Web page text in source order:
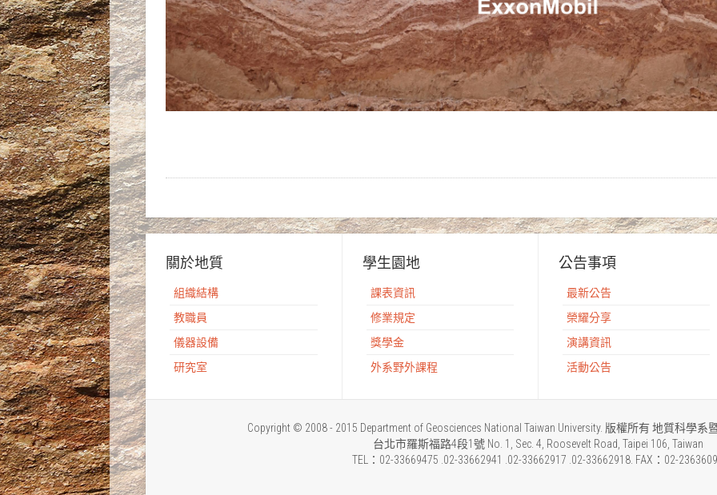
關於地質
組織結構
教職員
儀器設備
研究室
學生園地
課表資訊
修業規定
獎學金
外系野外課程
公告事項
最新公告
榮耀分享
演講資訊
活動公告
Copyright © 2008 - 2015 Department of Geosciences National Taiwan University. 版權所有 地質科學
台北市羅斯福路4段1號 No. 1, Sec. 4, Roosevelt Road, Taipei 106, Taiwan
TEL：02-33669475 .02-33662941 .02-33662917 .02-33662918. FAX：02-